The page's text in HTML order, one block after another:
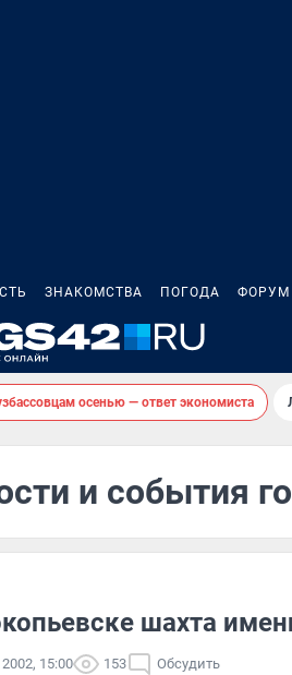
ЗНАКОМСТВА ПОГОДА ФОРУМ
осенью — ответ экономиста
и события
шахта
15:00 153 Обсудить